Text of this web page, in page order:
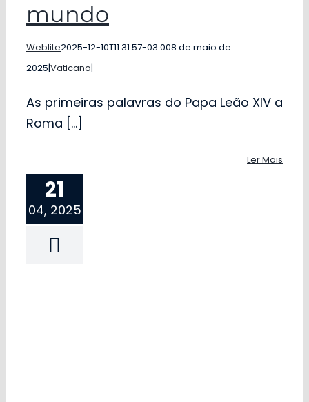
mundo
Weblite2025-12-10T11:31:57-03:008 de maio de
2025|Vaticano|
As primeiras palavras do Papa Leão XIV a
Roma [...]
Ler Mais
21
04, 2025